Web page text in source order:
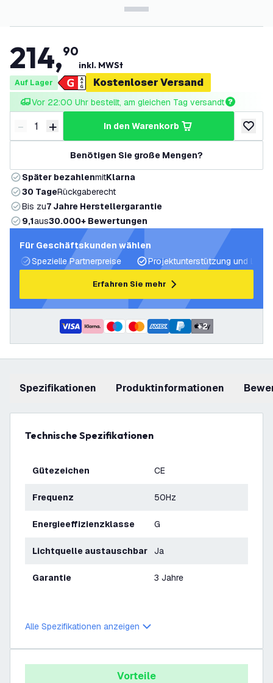
214,90
inkl. MWSt
Auf Lager Kostenloser Versand
Vor 22:00 Uhr bestellt, am gleichen Tag versandt
Menge verringern
- Menge erhöhen
+ in den Warenkorb
zur
Benötigen Sie große Mengen?
Später bezahlenmitKlarna
30 TageRückgaberecht
Bis zu7 Jahre Herstellergarantie
9,1aus30.000+ Bewertungen
Für Geschäftskunden wählen
Spezielle Partnerpreise
Projektunterstützung und
Erfahren Sie mehr
+2
Spezifikationen Produktinformationen
Technische Spezifikationen
Gütezeichen CE
Frequenz 50Hz
Energieeffizienzklasse G
Lichtquelle austauschbar Ja
Garantie 3 Jahre
Alle Spezifikationen anzeigen
Vorteile